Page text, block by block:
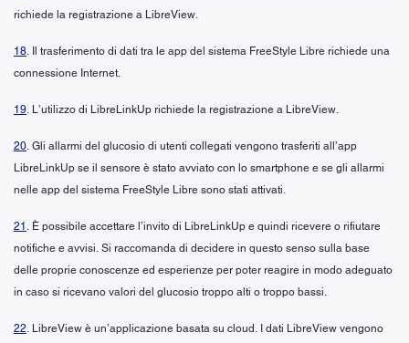
richiede la registrazione a LibreView.
18. Il trasferimento di dati tra le app del sistema FreeStyle Libre richiede una
connessione Internet.
19. L’utilizzo di LibreLinkUp richiede la registrazione a LibreView.
20. Gli allarmi del glucosio di utenti collegati vengono trasferiti all’app
LibreLinkUp se il sensore è stato avviato con lo smartphone e se gli allarmi
nelle app del sistema FreeStyle Libre sono stati attivati.
21 . È possibile accettare l’invito di LibreLinkUp e quindi ricevere o rifiutare
notifiche e avvisi. Si raccomanda di decidere in questo senso sulla base
delle proprie conoscenze ed esperienze per poter reagire in modo adeguato
in caso si ricevano valori del glucosio troppo alti o troppo bassi.
22. LibreView è un’applicazione basata su cloud. I dati LibreView vengono